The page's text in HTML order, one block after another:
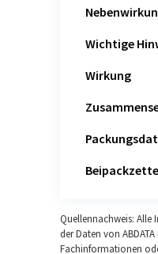
Wichtige
Wirkung
Quellennachweis:
der Daten von
Fachinformationen